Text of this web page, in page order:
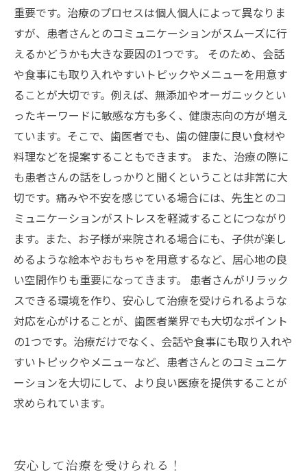
重要です。治療のプロセスは個人個人によって異なりま
すが、患者さんとのコミュニケーションがスムーズに行
えるかどうかも大きな要因の1つです。 そのため、会話
や食事にも取り入れやすいトピックやメニューを用意す
ることが大切です。例えば、無添加やオーガニックとい
ったキーワードに敏感な方も多く、健康志向の方が増え
ています。そこで、歯医者でも、歯の健康に良い食材や
料理などを提案することもできます。 また、治療の際に
も患者さんの話をしっかりと聞くということは非常に大
切です。痛みや不安を感じている場合には、先生とのコ
ミュニケーションがストレスを軽減することにつながり
ます。また、お子様が来院される場合にも、子供が楽し
めるような絵本やおもちゃを用意するなど、居心地の良
い空間作りも重要になってきます。 患者さんがリラック
スできる環境を作り、安心して治療を受けられるような
対応を心がけることが、歯医者業界でも大切なポイント
の1つです。治療だけでなく、会話や食事にも取り入れや
すいトピックやメニューなど、患者さんとのコミュニケ
ーションを大切にして、より良い医療を提供することが
求められています。
安心して治療を受けられる！